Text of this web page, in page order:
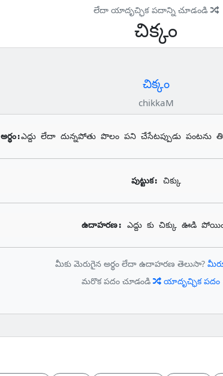
లేదా యాదృచ్ఛిక పదాన్ని చూడండి
చిక్కం
చిక్కం
chikkaM
అర్థం:ఎద్దు లేదా దున్నపోతు పొలం పని చేసేటప్పుడు పంటను
పుట్టుక: చిక్కు
ఉదాహరణ: ఎద్దు కు చిక్కు ఊడి
మీకు మెరుగైన అర్థం లేదా ఉదాహరణ తెలుసా?
మరొక పదం చూడండి
యాదృచ్ఛిక పదం